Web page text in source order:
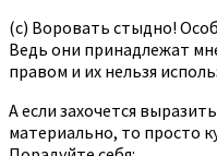
(с) Воровать стыдно!
Ведь они принадлежат
правом и их нельзя
А если захочется
материально, то просто